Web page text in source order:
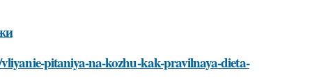
pitaniya-na-kozhu-kak-pravilnaya-dieta-